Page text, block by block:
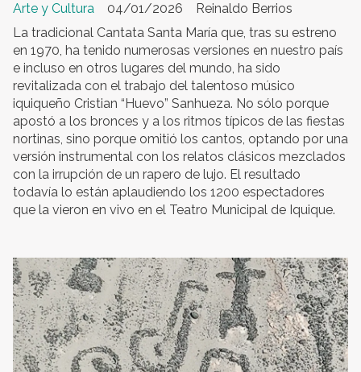
Reinaldo Berrios
Arte y Cultura
04/01/2026
La tradicional Cantata Santa María que, tras su estreno
en 1970, ha tenido numerosas versiones en nuestro país
e incluso en otros lugares del mundo, ha sido
revitalizada con el trabajo del talentoso músico
iquiqueño Cristian “Huevo” Sanhueza. No sólo porque
apostó a los bronces y a los ritmos típicos de las fiestas
nortinas, sino porque omitió los cantos, optando por una
versión instrumental con los relatos clásicos mezclados
con la irrupción de un rapero de lujo. El resultado
todavía lo están aplaudiendo los 1200 espectadores
que la vieron en vivo en el Teatro Municipal de Iquique.